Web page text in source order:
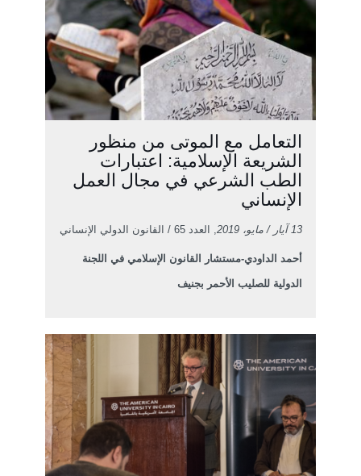
التعامل مع الموتى من منظور
الشريعة الإسلامية: اعتبارات
الطب الشرعي في مجال العمل
الإنساني
13 آيار / مايو، 2019 , العدد 65 / القانون الدولي الإنساني
أحمد الداودي-مستشار القانون الإسلامي في اللجنة
الدولية للصليب الأحمر بجنيف